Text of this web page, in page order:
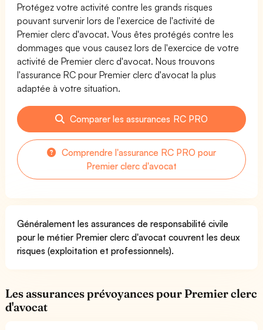
Protégez votre activité contre les grands risques
pouvant survenir lors de l'exercice de l'activité de
Premier clerc d'avocat. Vous êtes protégés contre les
dommages que vous causez lors de l'exercice de votre
activité de Premier clerc d'avocat. Nous trouvons
l'assurance RC pour Premier clerc d'avocat la plus
adaptée à votre situation.
Comparer les assurances RC PRO
Comprendre l'assurance RC PRO pour
Premier clerc d'avocat
Généralement les assurances de responsabilité civile
pour le métier Premier clerc d'avocat couvrent les deux
risques (exploitation et professionnels).
Les assurances prévoyances pour Premier clerc
d'avocat